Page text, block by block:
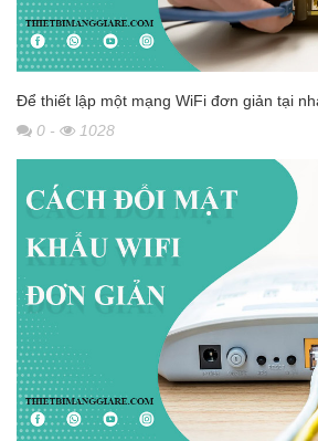
Để thiết lập một mạng WiFi đơn giản tại
0 - 1028